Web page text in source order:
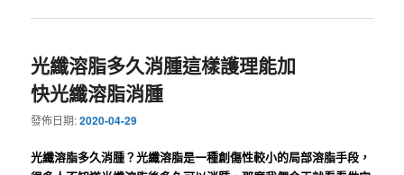
光纖溶脂多久消腫這樣護理能加
快光纖溶脂消腫
發佈日期:2020-04-29
光纖溶脂多久消腫？光纖溶脂是一種創傷性較小的局部溶脂手段，